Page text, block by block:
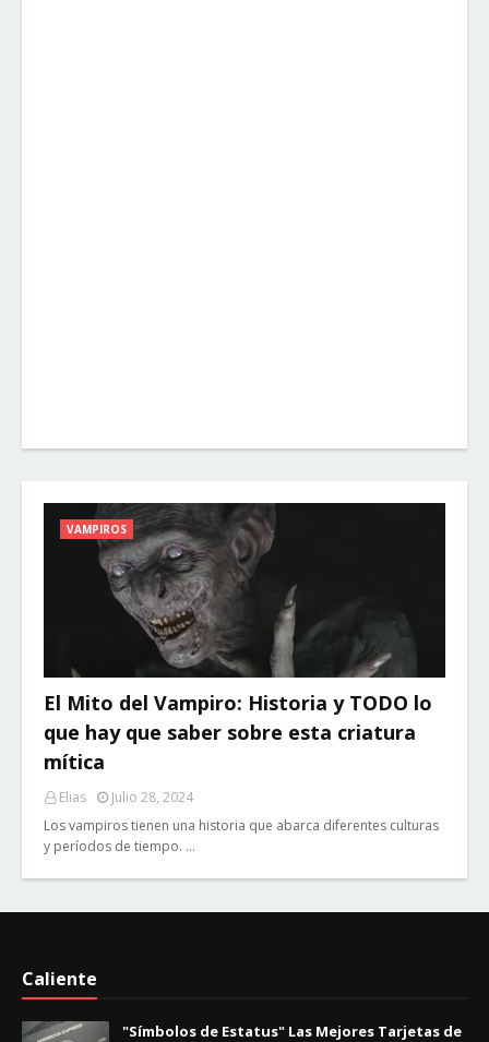
VAMPIROS
El Mito del Vampiro: Historia y TODO lo
que hay que saber sobre esta criatura
mítica
Elias
Julio 28, 2024
Los vampiros tienen una historia que abarca diferentes culturas
y períodos de tiempo. …
Caliente
"Símbolos de Estatus" Las Mejores Tarjetas de